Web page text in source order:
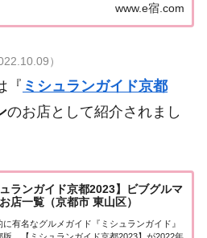
）で『ビブグルマン』に選ばれたお店（飲食
ストラン）を一覧にまとめました。ミシ...
www.e宿.com
）
『 ミシュランガイド京都
のお店として紹介されまし
ランガイド京都2023】ビブグルマ
店一覧（京都市 東山区）
に有名なグルメガイド『ミシュランガイド』
版。【ミシュランガイド京都2023】が2022年